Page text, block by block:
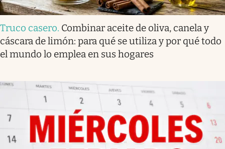
Truco casero. Combinar aceite de oliva, canela y
cáscara de limón: para qué se utiliza y por qué todo
el mundo lo emplea en sus hogares